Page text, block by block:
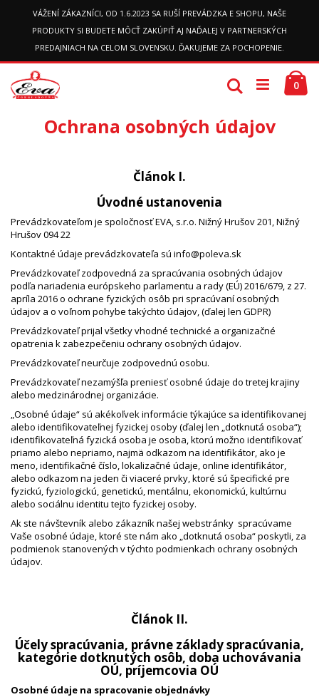
VÁŽENÍ ZÁKAZNÍCI, OD 1.6.2023 SA RUŠÍ PREVÁDZKA E SHOPU, NAŠE
PRODUKTY SI BUDETE MÔCŤ ZAKÚPIŤ AJ NAĎALEJ V PARTNERSKÝCH
PREDAJNIACH NA CELOM SLOVENSKU. ĎAKUJEME ZA POCHOPENIE.
Preskočiť
k
obsahu
0
Hľadať
Ochrana osobných údajov
Článok I.
Úvodné ustanovenia
Prevádzkovateľom je spoločnosť EVA, s.r.o. Nižný Hrušov 201, Nižný
Hrušov 094 22
Kontaktné údaje prevádzkovateľa sú info@poleva.sk
Prevádzkovateľ zodpovedná za spracúvania osobných údajov
podľa nariadenia európskeho parlamentu a rady (EÚ) 2016/679, z 27.
apríla 2016 o ochrane fyzických osôb pri spracúvaní osobných
údajov a o voľnom pohybe takýchto údajov, (ďalej len GDPR)
Prevádzkovateľ prijal všetky vhodné technické a organizačné
opatrenia k zabezpečeniu ochrany osobných údajov.
Prevádzkovateľ neurčuje zodpovednú osobu.
Prevádzkovateľ nezamýšľa preniesť osobné údaje do tretej krajiny
alebo medzinárodnej organizácie.
„Osobné údaje“ sú akékoľvek informácie týkajúce sa identifikovanej
alebo identifikovateľnej fyzickej osoby (ďalej len „dotknutá osoba“);
identifikovateľná fyzická osoba je osoba, ktorú možno identifikovať
priamo alebo nepriamo, najmä odkazom na identifikátor, ako je
meno, identifikačné číslo, lokalizačné údaje, online identifikátor,
alebo odkazom na jeden či viaceré prvky, ktoré sú špecifické pre
fyzickú, fyziologickú, genetickú, mentálnu, ekonomickú, kultúrnu
alebo sociálnu identitu tejto fyzickej osoby.
Ak ste návštevník alebo zákazník našej webstránky spracúvame
Vaše osobné údaje, ktoré ste nám ako „dotknutá osoba“ poskytli, za
podmienok stanovených v týchto podmienkach ochrany osobných
údajov.
Článok II.
Účely spracúvania, právne základy spracúvania,
kategórie dotknutých osôb, doba uchovávania
OÚ, príjemcovia OÚ
Osobné údaje na spracovanie objednávky